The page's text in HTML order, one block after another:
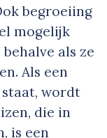
begroeiing
mogelijk
als ze
Als een
staat, wordt
die in
is een